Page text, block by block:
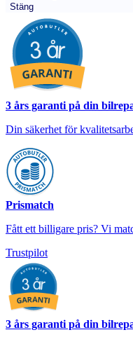
Stäng
3 års garanti på din
Din säkerhet för
Prismatch
Fått ett billigare pris? Vi
Trustpilot
3 års garanti på din